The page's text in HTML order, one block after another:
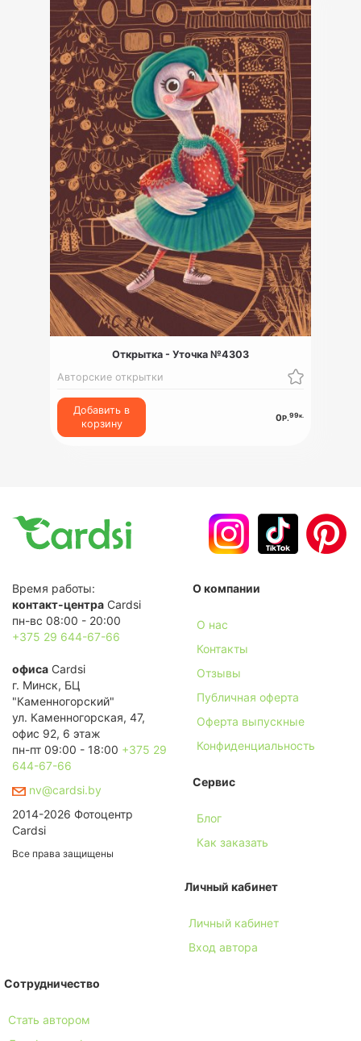
Открытка - Уточка №4303
Авторские открытки
Добавить в
корзину
0Р.99к.
Время работы:
контакт-центра Cardsi
пн-вс 08:00 - 20:00
+375 29 644-67-66
офиса Cardsi
г. Минск, БЦ
"Каменногорский"
ул. Каменногорская, 47,
офис 92, 6 этаж
пн-пт 09:00 - 18:00 +375 29
644-67-66
nv@cardsi.by
2014-2026 Фотоцентр
Cardsi
Все права защищены
О компании
О нас
Контакты
Отзывы
Публичная оферта
Оферта выпускные
Конфиденциальность
Сервис
Блог
Как заказать
Личный кабинет
Личный кабинет
Вход автора
Сотрудничество
Стать автором